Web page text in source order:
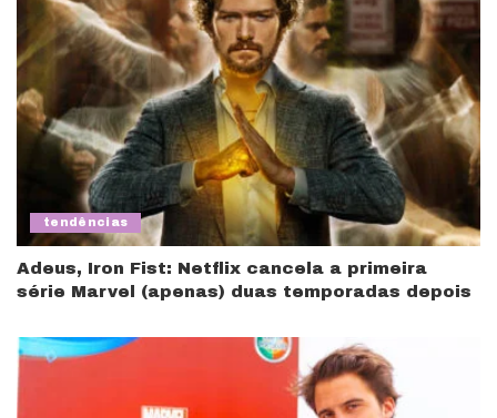
tendências
Adeus, Iron Fist: Netflix cancela a primeira
série Marvel (apenas) duas temporadas depois